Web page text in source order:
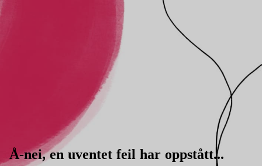
Å-nei, en uventet feil har oppstått...